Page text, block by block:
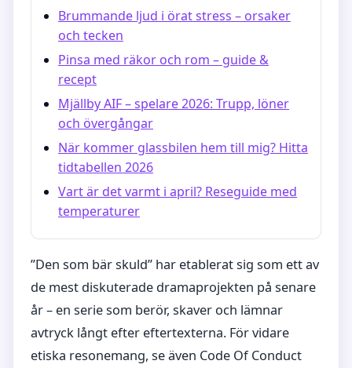
Brummande ljud i örat stress – orsaker
och tecken
Pinsa med räkor och rom – guide &
recept
Mjällby AIF – spelare 2026: Trupp, löner
och övergångar
När kommer glassbilen hem till mig? Hitta
tidtabellen 2026
Vart är det varmt i april? Reseguide med
temperaturer
”Den som bär skuld” har etablerat sig som ett av
de mest diskuterade dramaprojekten på senare
år – en serie som berör, skaver och lämnar
avtryck långt efter eftertexterna. För vidare
etiska resonemang, se även Code Of Conduct